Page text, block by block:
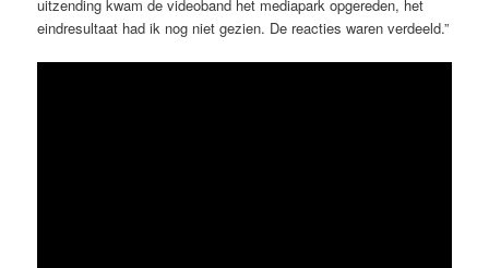
uitzending kwam de videoband het mediapark opgereden, het
eindresultaat had ik nog niet gezien. De reacties waren verdeeld.”